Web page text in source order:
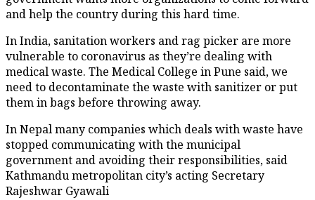
and help the country during this hard time.
In India, sanitation workers and rag picker are more
vulnerable to coronavirus as they’re dealing with
medical waste. The Medical College in Pune said, we
need to decontaminate the waste with sanitizer or put
them in bags before throwing away.
In Nepal many companies which deals with waste have
stopped communicating with the municipal
government and avoiding their responsibilities, said
Kathmandu metropolitan city’s acting Secretary
Rajeshwar Gyawali